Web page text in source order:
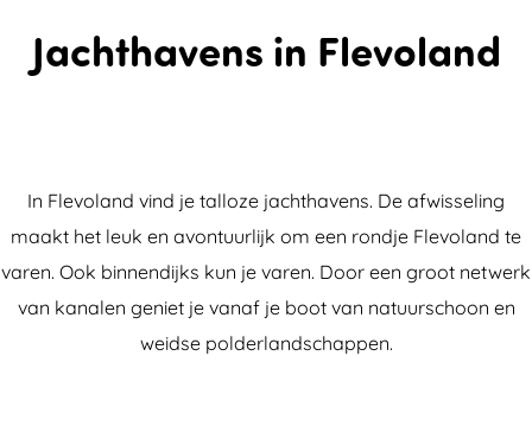
Jachthavens in Flevoland
In Flevoland vind je talloze jachthavens. De afwisseling
maakt het leuk en avontuurlijk om een rondje Flevoland te
varen. Ook binnendijks kun je varen. Door een groot netwerk
van kanalen geniet je vanaf je boot van natuurschoon en
weidse polderlandschappen.